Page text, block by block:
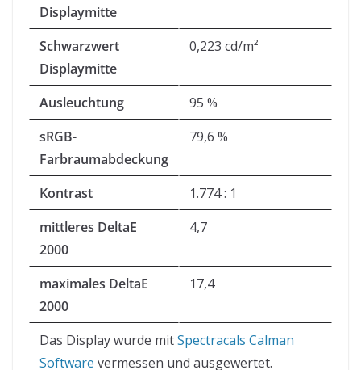
Displaymitte
Schwarzwert
Displaymitte
0,223 cd/m²
Ausleuchtung
95 %
sRGB-
Farbraumabdeckung
79,6 %
Kontrast
1.774 : 1
mittleres DeltaE
2000
4,7
maximales DeltaE
2000
17,4
Das Display wurde mitSpectracals Calman
Software vermessen und ausgewertet.